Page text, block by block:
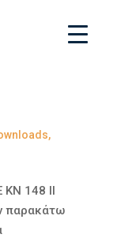
,
KN 148 II
παρακάτω